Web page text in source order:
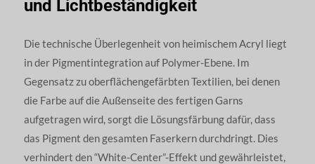
und Lichtbeständigkeit
Die technische Überlegenheit von heimischem Acryl liegt
in der Pigmentintegration auf Polymer-Ebene. Im
Gegensatz zu oberflächengefärbten Textilien, bei denen
die Farbe auf die Außenseite des fertigen Garns
aufgetragen wird, sorgt die Lösungsfärbung dafür, dass
das Pigment den gesamten Faserkern durchdringt. Dies
verhindert den “White-Center”-Effekt und gewährleistet,